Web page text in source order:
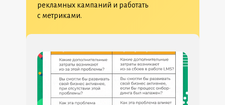
рекламных кампаний и работать
с метриками.